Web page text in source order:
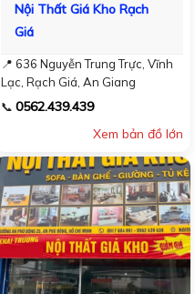
Nội Thất Giá Kho Rạch
Giá
📍 636 Nguyễn Trung Trực, Vĩnh
Lạc, Rạch Giá, An Giang
📞 0562.439.439
Xem bản đồ lớn